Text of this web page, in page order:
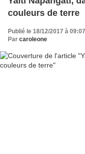
couleurs de terre
Publié le 18/12/2017 à 09:07
Par caroleone